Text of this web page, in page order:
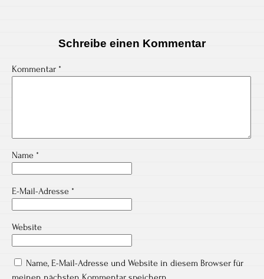
Schreibe einen Kommentar
Kommentar *
Name *
E-Mail-Adresse *
Website
Name, E-Mail-Adresse und Website in diesem Browser für